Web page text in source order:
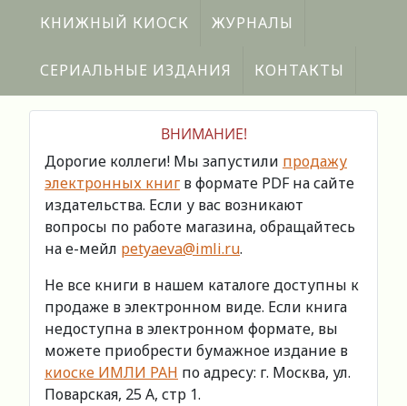
КНИЖНЫЙ КИОСК ЖУРНАЛЫ
СЕРИАЛЬНЫЕ ИЗДАНИЯ КОНТАКТЫ
ВНИМАНИЕ!
Дорогие коллеги! Мы запустили продажу
электронных книг в формате PDF на сайте
издательства. Если у вас возникают
вопросы по работе магазина, обращайтесь
на е-мейл petyaeva@imli.ru.
Не все книги в нашем каталоге доступны к
продаже в электронном виде. Если книга
недоступна в электронном формате, вы
можете приобрести бумажное издание в
киоске ИМЛИ РАН по адресу: г. Москва, ул.
Поварская, 25 А, стр 1.